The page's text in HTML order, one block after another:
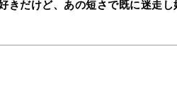
きだけど、あの短さで既に迷走